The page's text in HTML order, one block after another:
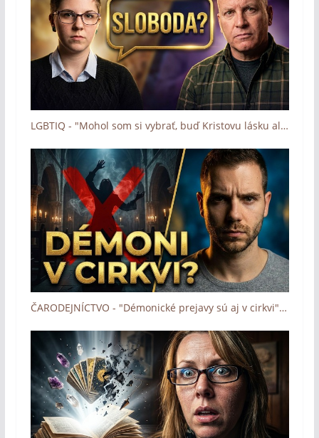
LGBTIQ - "Mohol som si vybrať, buď Kristovu lásku alebo seba." (Boh zázrakov - Človek a dotyk Lásky)
ČARODEJNÍCTVO - "Démonické prejavy sú aj v cirkvi" (Boh zázrakov - Človek a dotyk Lásky)